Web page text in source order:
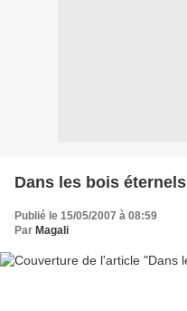
Dans les bois éternels
Publié le 15/05/2007 à 08:59
Par Magali